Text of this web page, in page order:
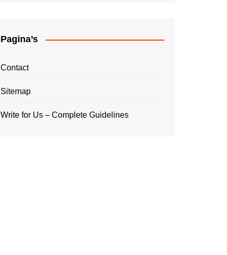
Pagina’s
Contact
Sitemap
Write for Us – Complete Guidelines